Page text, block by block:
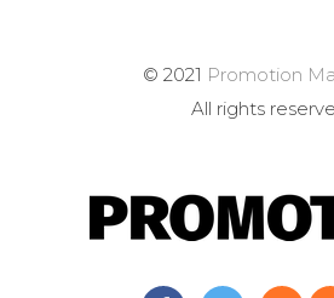
© 2021 Promotion
All rights